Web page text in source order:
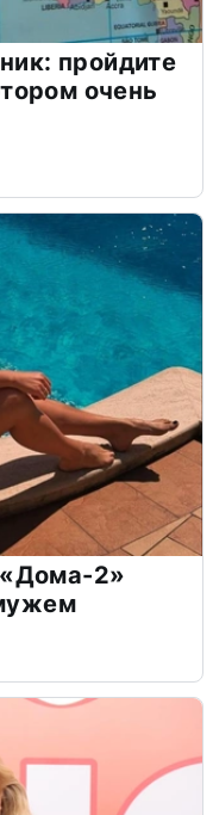
пройдите
очень
«Дома-2»